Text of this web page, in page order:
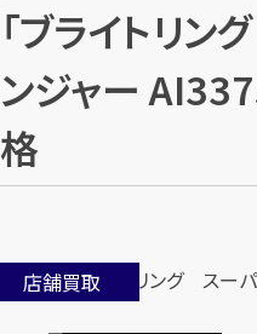
「ブライトリ
ンジャー
格
店舗買取